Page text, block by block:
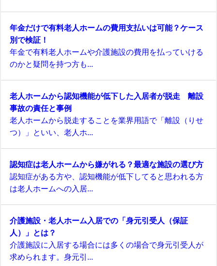
年金だけで有料老人ホームの費用支払いは可能？ケース
別で検証！
年金で有料老人ホームや介護施設の費用を払っていける
のかと疑問を持つ方も...
老人ホームから認知機能が低下した入居者が脱走 離設
事故の責任と事例
老人ホームから脱走することを業界用語で「離設（りせ
つ）」といい、老人ホ...
認知症は老人ホームから嫌がれる？最適な施設の選び方
認知症がある方や、認知機能が低下してると思われる方
は老人ホームへの入居...
介護施設・老人ホーム入居での「身元引受人（保証
人）」とは？
介護施設に入居する場合には多くの場合で身元引受人が
求められます。身元引...